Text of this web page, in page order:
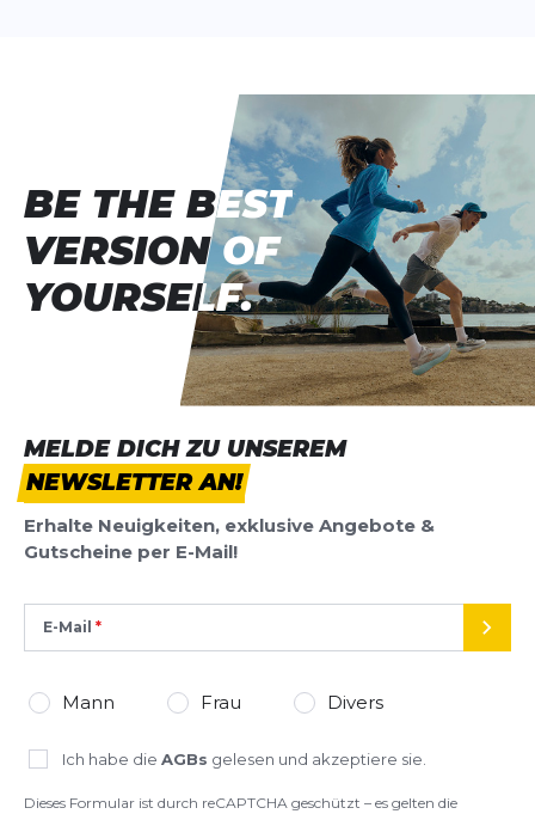
MELDE DICH ZU UNSEREM
NEWSLETTER AN!
Erhalte Neuigkeiten, exklusive Angebote &
Gutscheine per E-Mail!
E-Mail
Mann Frau Divers
Ich habe die AGBs gelesen und akzeptiere sie.
Dieses Formular ist durch reCAPTCHA geschützt – es gelten die
BE THE BEST
VERSION OF
YOURSELF.
BE THE BEST
VERSION OF
YOURSELF.